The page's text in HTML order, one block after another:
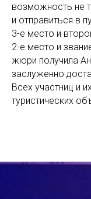
возможность не
и отправиться в
3-е место и
2-е место и
жюри получила
заслуженно
Всех участниц и
туристических